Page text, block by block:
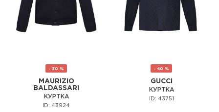
- 30 %
MAURIZIO
BALDASSARI
КУРТКА
ID: 43924
- 40 %
GUCCI
КУРТКА
ID: 43751